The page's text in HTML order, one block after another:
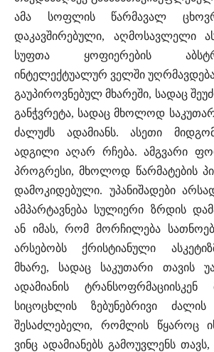
ამა სოფლის წარმავალ
დაკავშირებული, აღმოსავლელი
სუფთა ყოფიერების
ინტელექტუალურ ველში
გაუპიროვნებულ მხარეში, სადაც
განჭვრეტა, სადაც მხოლოდ
ძალუძს ადამიანს. ასეთი
ადგილი აღარ რჩება. ამგვარი
პროგრესი, მხოლოდ წარმატების
დამოკიდებული. უპანიშადები
ამპარტავნება სულიერი ზრდის
ან იმას, რომ მორჩილება
არსებობს ქრისტიანული
მხარე, სადაც საკუთარი თავის
ადამიანის ტრანსოფრმაციისკენ
სიცოცხლის ზებუნებრივი
შესაძლებელი, რომლის წყაროც
ვინც ადამიანებს გამოუვლენს